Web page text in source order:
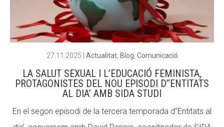
27.11.2025 Actualitat, Blog Comunicació
LA SALUT SEXUAL I L’EDUCACIÓ FEMINISTA,
PROTAGONISTES DEL NOU EPISODI D’‘ENTITATS
AL DIA’ AMB SIDA STUDI
En el segon episodi de la tercera temporada d’‘Entitats al